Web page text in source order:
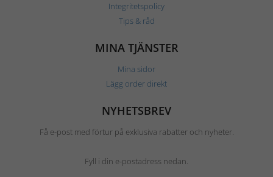
Integritetspolicy
Tips & råd
MINA TJÄNSTER
Mina sidor
Lägg order direkt
NYHETSBREV
Få e-post med förtur på exklusiva rabatter och nyheter.
Fyll i din e-postadress nedan.